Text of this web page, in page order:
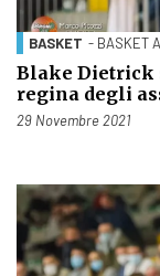
BASKET - BASKET
Blake Dietrick
regina degli
Pubblicato il
29 Novembre 2021